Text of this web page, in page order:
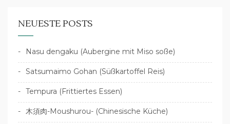
NEUESTE POSTS
Nasu dengaku (Aubergine mit Miso soße)
Satsumaimo Gohan (Süßkartoffel Reis)
Tempura (Frittiertes Essen)
木須肉-Moushurou- (Chinesische Küche)